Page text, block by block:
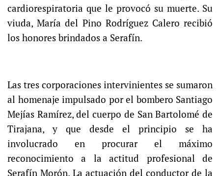
cardiorespiratoria que le provocó su muerte. Su
viuda, María del Pino Rodríguez Calero recibió
los honores brindados a Serafín.
Las tres corporaciones intervinientes se sumaron
al homenaje impulsado por el bombero Santiago
Mejías Ramírez, del cuerpo de San Bartolomé de
Tirajana, y que desde el principio se ha
involucrado en procurar el máximo
reconocimiento a la actitud profesional de
Serafín Morón. La actuación del conductor de la